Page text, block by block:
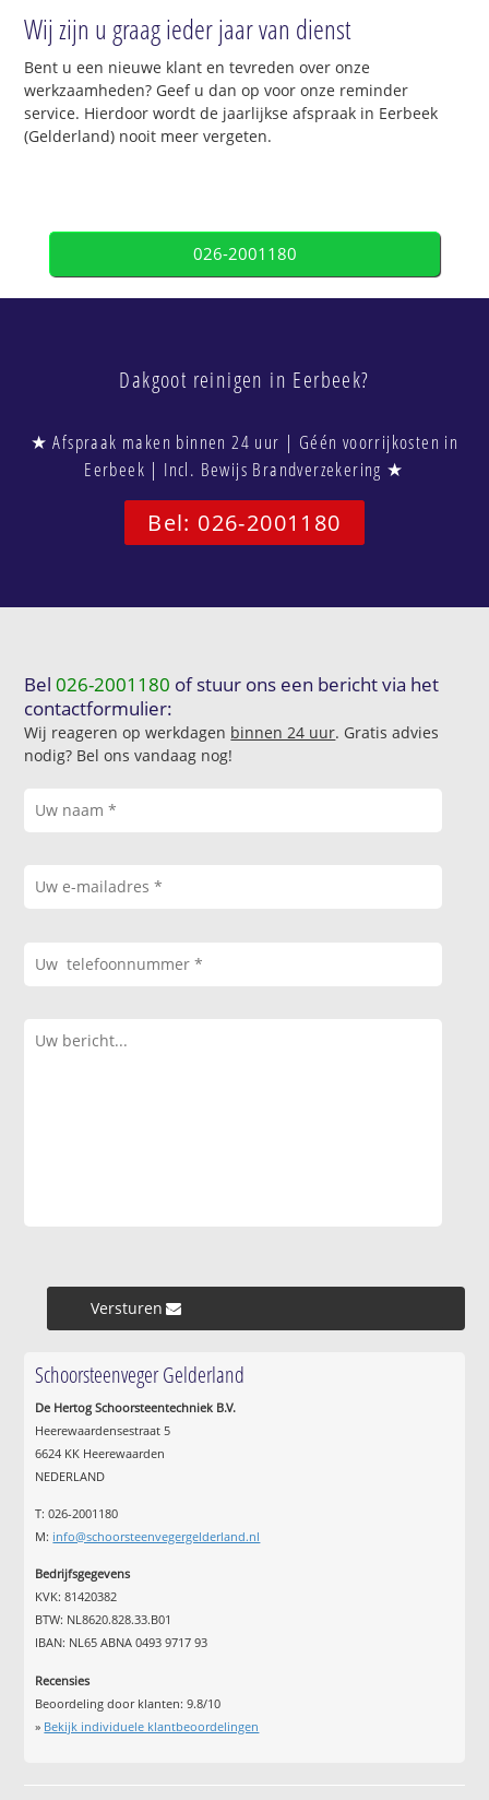
Wij zijn u graag ieder jaar van dienst
Bent u een nieuwe klant en tevreden over onze
werkzaamheden? Geef u dan op voor onze reminder
service. Hierdoor wordt de jaarlijkse afspraak in Eerbeek
(Gelderland) nooit meer vergeten.
026-2001180
Dakgoot reinigen in Eerbeek?
★ Afspraak maken binnen 24 uur | Géén voorrijkosten in
Eerbeek | Incl. Bewijs Brandverzekering ★
Bel: 026-2001180
Bel026-2001180 of stuur ons een bericht via het
contactformulier:
Wij reageren op werkdagen binnen 24 uur. Gratis advies
nodig? Bel ons vandaag nog!
Versturen »
Schoorsteenveger Gelderland
De Hertog Schoorsteentechniek B.V.
Heerewaardensestraat 5
6624 KK Heerewaarden
NEDERLAND
T: 026-2001180
M: info@schoorsteenvegergelderland.nl
Bedrijfsgegevens
KVK: 81420382
BTW: NL8620.828.33.B01
IBAN: NL65 ABNA 0493 9717 93
Recensies
Beoordeling door klanten:9.8/10
» Bekijk individuele klantbeoordelingen